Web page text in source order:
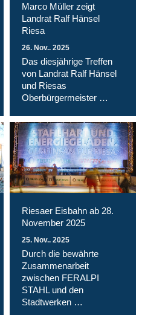
Marco Müller zeigt
Landrat Ralf Hänsel
Riesa
26. Nov.. 2025
Das diesjährige Treffen
von Landrat Ralf Hänsel
und Riesas
Oberbürgermeister …
Riesaer Eisbahn ab 28.
November 2025
25. Nov.. 2025
Durch die bewährte
Zusammenarbeit
zwischen FERALPI
STAHL und den
Stadtwerken …